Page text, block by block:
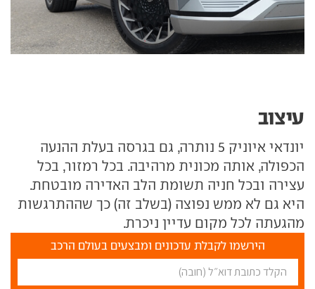
עיצוב
יונדאי איוניק 5 נותרה, גם בגרסה בעלת ההנעה
הכפולה, אותה מכונית מרהיבה. בכל רמזור, בכל
עצירה ובכל חניה תשומת הלב האדירה מובטחת.
היא גם לא ממש נפוצה (בשלב זה) כך שההתרגשות
מהגעתה לכל מקום עדיין ניכרת.
הירשמו לקבלת עדכונים ומבצעים בעולם הרכב